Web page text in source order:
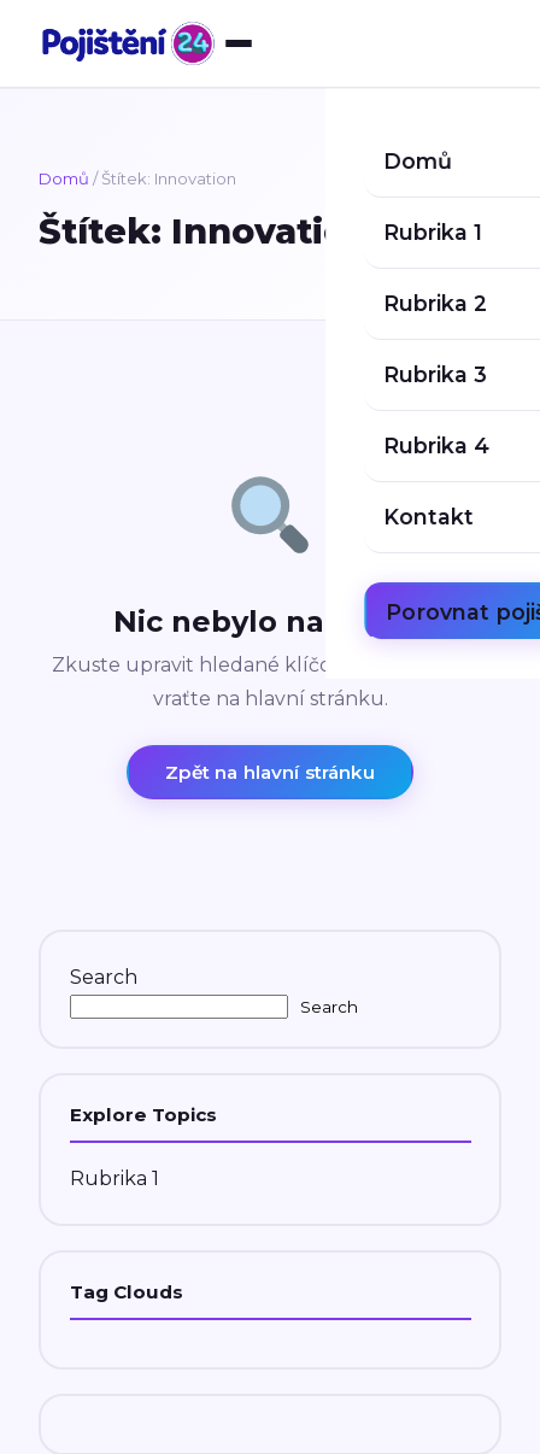
Domů
Rubrika 1
Rubrika 2
Rubrika 3
Rubrika 4
Kontakt
Porovnat
Domů / Štítek: Innovation
Štítek: Innovation
Nic nebylo nalezeno
Zkuste upravit hledané klíčové slovo nebo se
vraťte na hlavní stránku.
Zpět na hlavní stránku
Search
Search
Explore Topics
Rubrika 1
Tag Clouds